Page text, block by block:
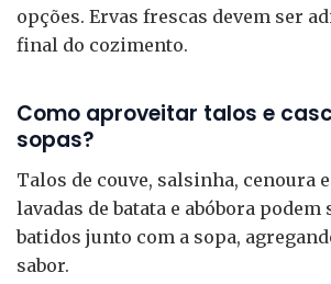
opções. Ervas frescas devem ser
final do cozimento.
Como aproveitar talos e
sopas?
Talos de couve, salsinha, cenoura
lavadas de batata e abóbora podem
batidos junto com a sopa,
sabor.